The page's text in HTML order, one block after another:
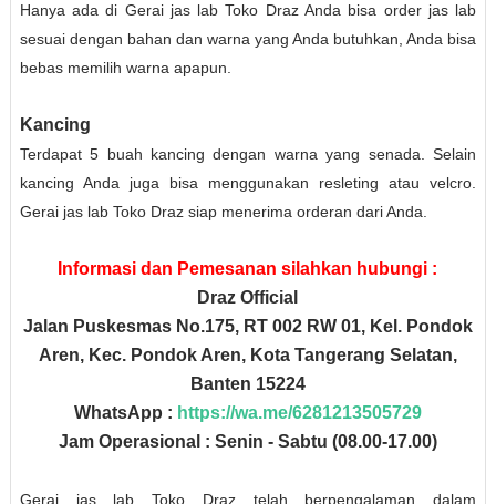
Hanya ada di Gerai jas lab Toko Draz Anda bisa order jas lab
sesuai dengan bahan dan warna yang Anda butuhkan, Anda bisa
bebas memilih warna apapun.
Kancing
Terdapat 5 buah kancing dengan warna yang senada. Selain
kancing Anda juga bisa menggunakan resleting atau velcro.
Gerai jas lab Toko Draz siap menerima orderan dari Anda.
Informasi dan Pemesanan silahkan hubungi :
Draz Official
Jalan Puskesmas No.175, RT 002 RW 01, Kel. Pondok
Aren, Kec. Pondok Aren, Kota Tangerang Selatan,
Banten 15224
WhatsApp : https://wa.me/6281213505729
Jam Operasional : Senin - Sabtu (08.00-17.00)
Gerai jas lab Toko Draz telah berpengalaman dalam